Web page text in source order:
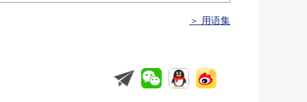
＞ 用语集